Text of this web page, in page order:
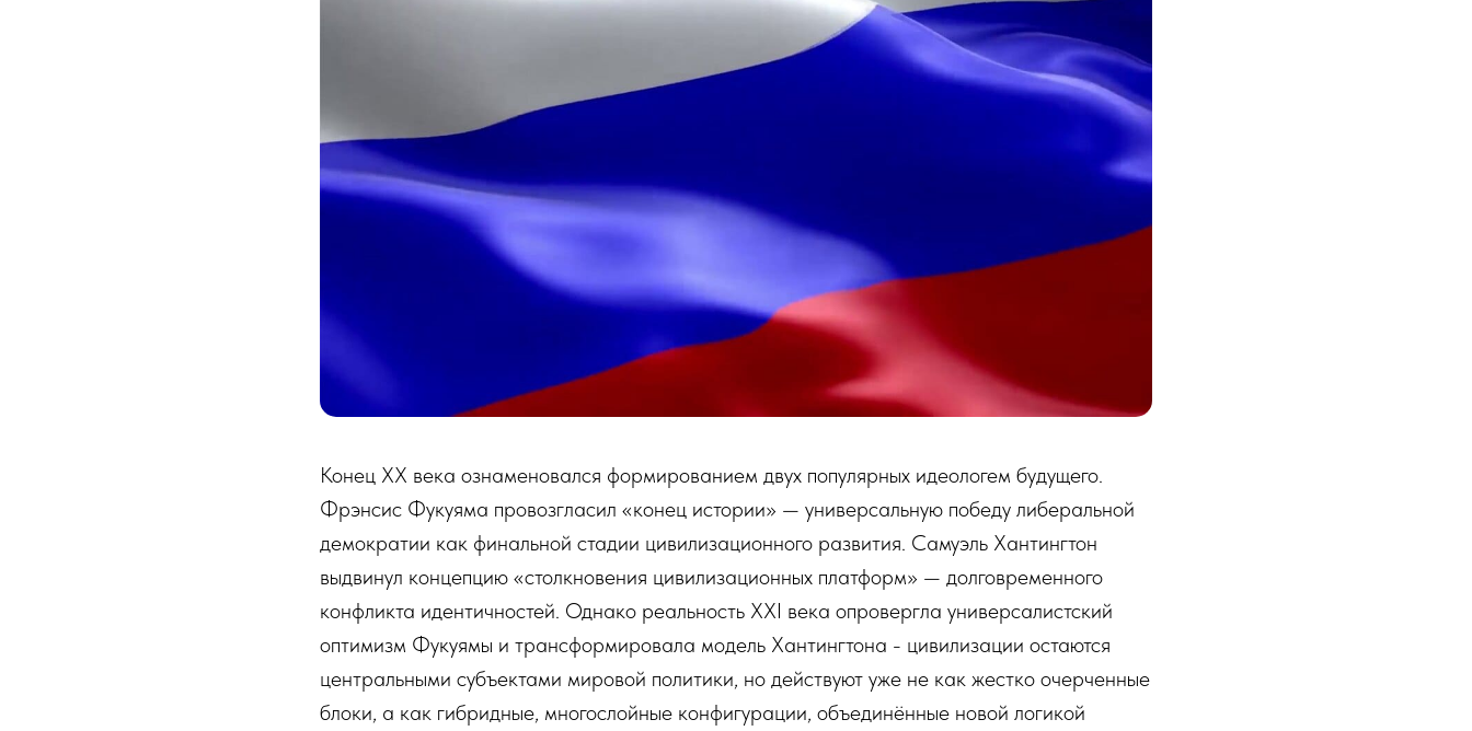
Конец XX века ознаменовался формированием двух популярных идеологем будущего.
Фрэнсис Фукуяма провозгласил «конец истории» — универсальную победу либеральной
демократии как финальной стадии цивилизационного развития. Самуэль Хантингтон
выдвинул концепцию «столкновения цивилизационных платформ» — долговременного
конфликта идентичностей. Однако реальность XXI века опровергла универсалистский
оптимизм Фукуямы и трансформировала модель Хантингтона - цивилизации остаются
центральными субъектами мировой политики, но действуют уже не как жестко очерченные
блоки, а как гибридные, многослойные конфигурации, объединённые новой логикой